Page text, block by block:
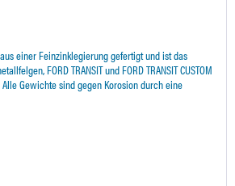
aus einer Feinzinklegierung gefertigt und ist das
FORD TRANSIT und FORD TRANSIT CUSTOM
Gewichte sind gegen Korosion durch eine